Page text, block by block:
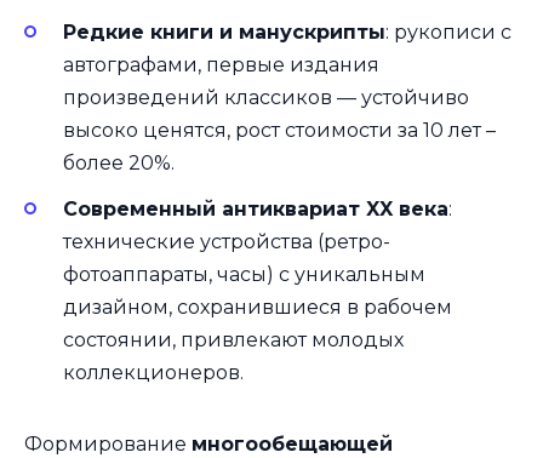
Редкие книги и манускрипты: рукописи с
автографами, первые издания
произведений классиков — устойчиво
высоко ценятся, рост стоимости за 10 лет –
более 20%.
Современный антиквариат XX века:
технические устройства (ретро-
фотоаппараты, часы) с уникальным
дизайном, сохранившиеся в рабочем
состоянии, привлекают молодых
коллекционеров.
Формирование многообещающей